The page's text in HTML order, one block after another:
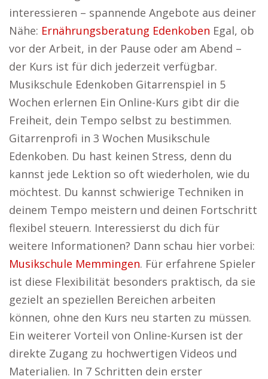
interessieren – spannende Angebote aus deiner
Nähe: Ernährungsberatung Edenkoben Egal, ob
vor der Arbeit, in der Pause oder am Abend –
der Kurs ist für dich jederzeit verfügbar.
Musikschule Edenkoben Gitarrenspiel in 5
Wochen erlernen Ein Online-Kurs gibt dir die
Freiheit, dein Tempo selbst zu bestimmen.
Gitarrenprofi in 3 Wochen Musikschule
Edenkoben. Du hast keinen Stress, denn du
kannst jede Lektion so oft wiederholen, wie du
möchtest. Du kannst schwierige Techniken in
deinem Tempo meistern und deinen Fortschritt
flexibel steuern. Interessierst du dich für
weitere Informationen? Dann schau hier vorbei:
Musikschule Memmingen. Für erfahrene Spieler
ist diese Flexibilität besonders praktisch, da sie
gezielt an speziellen Bereichen arbeiten
können, ohne den Kurs neu starten zu müssen.
Ein weiterer Vorteil von Online-Kursen ist der
direkte Zugang zu hochwertigen Videos und
Materialien. In 7 Schritten dein erster